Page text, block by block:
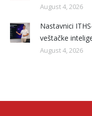
August 4, 2026
Nastavnici
veštačke
August 4, 2026